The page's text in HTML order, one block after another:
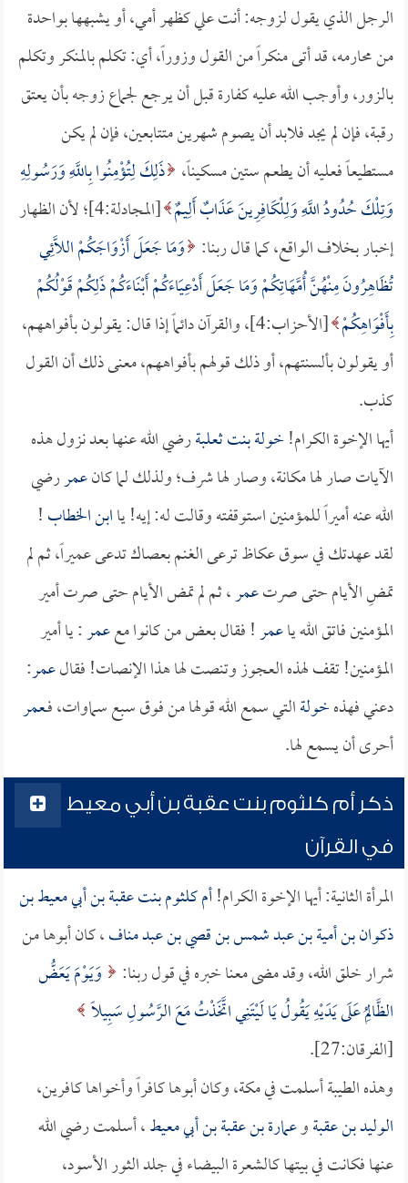
الرجل الذي يقول لزوجه: أنت علي كظهر أمي، أو يشبهها بواحدة
من محارمه، قد أتى منكراً من القول وزوراً، أي: تكلم بالمنكر وتكلم
بالزور، وأوجب الله عليه كفارة قبل أن يرجع لجماع زوجه بأن يعتق
رقبة، فإن لم يجد فلابد أن يصوم شهرين متتابعين، فإن لم يكن
مستطيعاً فعليه أن يطعم ستين مسكيناً، ذَلِكَ لِتُؤْمِنُوا بِاللَّهِ وَرَسُولِهِ
وَتِلْكَ حُدُودُ اللَّهِ وَلِلْكَافِرِينَ عَذَابٌ أَلِيمٌ
[المجادلة:4]؛ لأن الظهار
إخبار بخلاف الواقع، كما قال ربنا: وَمَا جَعَلَ أَزْوَاجَكُمْ اللاَّئِي
تُظَاهِرُونَ مِنْهُنَّ أُمَّهَاتِكُمْ وَمَا جَعَلَ أَدْعِيَاءَكُمْ أَبْنَاءَكُمْ ذَلِكُمْ قَوْلُكُمْ
بِأَفْوَاهِكُمْ
[الأحزاب:4]، والقرآن دائماً إذا قال: يقولون بأفواههم،
أو يقولون بألسنتهم، أو ذلك قولهم بأفواههم، معنى ذلك أن القول
كذب.
أيها الإخوة الكرام!خولة بنت ثعلبةرضي الله عنها بعد نزول هذه
الآيات صار لها مكانة، وصار لها شرف؛ ولذلك لما كانعمررضي
الله عنه أميراً للمؤمنين استوقفته وقالت له: إيه! ياابن الخطاب!
لقد عهدتك في سوق عكاظ ترعى الغنم بعصاك تدعى عميراً، ثم لم
تمضِ الأيام حتى صرتعمر، ثم لم تمض الأيام حتى صرت أمير
المؤمنين فاتق الله ياعمر! فقال بعض من كانوا مععمر: يا أمير
المؤمنين! تقف لهذه العجوز وتنصت لها هذا الإنصات! فقالعمر:
دعني فهذهخولةالتي سمع الله قولها من فوق سبع سماوات، فــعمر
أحرى أن يسمع لها.
ذكر أم كلثوم بنت عقبة بن أبي معيط
في القرآن
المرأة الثانية: أيها الإخوة الكرام!أم كلثوم بنت عقبة بن أبي معيط بن
ذكوان بن أمية بن عبد شمس بن قصي بن عبد مناف، كان أبوها من
شرار خلق الله، وقد مضى معنا خبره في قول ربنا:
وَيَوْمَ يَعَضُّ
الظَّالِمُ عَلَى يَدَيْهِ يَقُولُ يَا لَيْتَنِي اتَّخَذْتُ مَعَ الرَّسُولِ سَبِيلاً
[الفرقان:27].
وهذه الطيبة أسلمت في مكة، وكان أبوها كافراً وأخواها كافرين،
الوليد بن عقبةوعمارة بن عقبة بن أبي معيط، أسلمت رضي الله
عنها فكانت في بيتها كالشعرة البيضاء في جلد الثور الأسود،